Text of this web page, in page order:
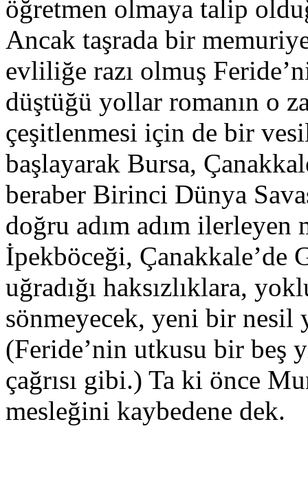
öğretmen olmaya talip
Ancak taşrada bir
evliliğe razı olmuş
düştüğü yollar romanın o
çeşitlenmesi için de bir
başlayarak Bursa,
beraber Birinci Dünya
doğru adım adım ilerleyen
İpekböceği, Çanakkale’de
uğradığı haksızlıklara,
sönmeyecek, yeni bir nesil
(Feride’nin utkusu bir beş
çağrısı gibi.) Ta ki önce
mesleğini kaybedene dek.